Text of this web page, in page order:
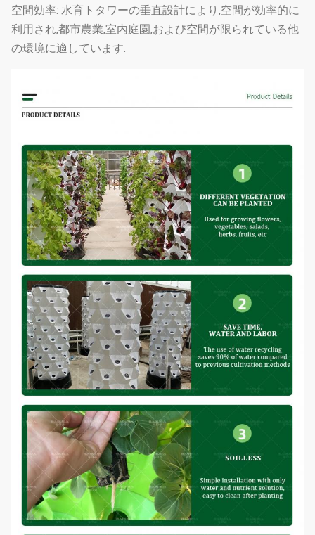
空間効率: 水育トタワーの垂直設計により,空間が効率的に
利用され,都市農業,室内庭園,および空間が限られている他
の環境に適しています.